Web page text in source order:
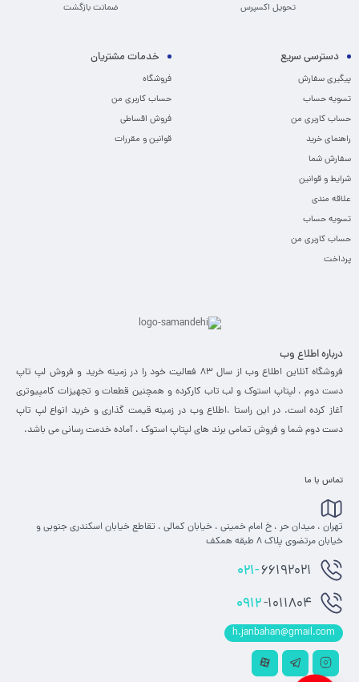
تحویل اکسپرس ضمانت بازگشت
دسترسی سریع
پیگیری سفارش
تسویه حساب
حساب کاربری من
راهنمای خرید
سفارش شما
شرایط و قوانین
علاقه مندی
تسویه حساب
حساب کاربری من
پرداخت
خدمات مشتریان
فروشگاه
حساب کاربری من
فروش اقساطی
قوانین و مقررات
درباره اطلاع وب
فروشگاه آنلاین اطلاع وب از سال 83 فعالیت خود را در زمینه خرید و فروش لپ تاپ
دست دوم ، لپتاپ استوک و لب تاب کارکرده و همچنین قطعات و تجهیزات کامپیوتری
آغاز کرده است. در این راستا ،‌اطلاع وب در زمینه قیمت گذاری و خرید انواع لپ تاپ
دست دوم شما و فروش تمامی برند های لپتاپ استوک ، آماده خدمت رسانی می باشد.
تماس با ما
تهران ، میدان حر ، خ امام خمینی ، خیابان کمالی ، تقاطع خیابان اسکندری جنوبی و
خیابان مرتضوی پلاک 8 طبقه همکف
021-66192021
0912-1011804
h.janbahan@gmail.com